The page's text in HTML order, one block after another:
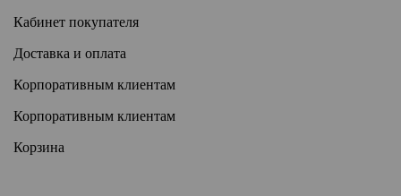
Кабинет покупателя
Доставка и оплата
Корпоративным клиентам
Корпоративным клиентам
Корзина